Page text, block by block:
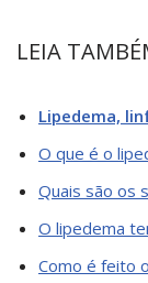
LEIA
Lipedema,
O que é o
Quais são os
O lipedema
Como é feito